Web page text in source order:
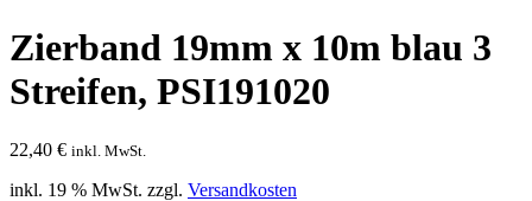
Zierband 19mm x 10m blau 3
Streifen, PSI191020
22,40 € inkl. MwSt.
inkl. 19 % MwSt. zzgl. Versandkosten